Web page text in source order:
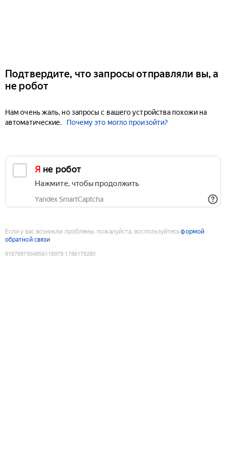
Подтвердите, что запросы отправляли вы, а
не робот
Нам очень жаль, но запросы с вашего устройства похожи на
автоматические.
Почему это могло произойти?
Я не робот
Нажмите, чтобы продолжить
Yandex SmartCaptcha
Если у вас возникли проблемы, пожалуйста, воспользуйтесьформой
обратной связи
9187997934856118979:1786179280